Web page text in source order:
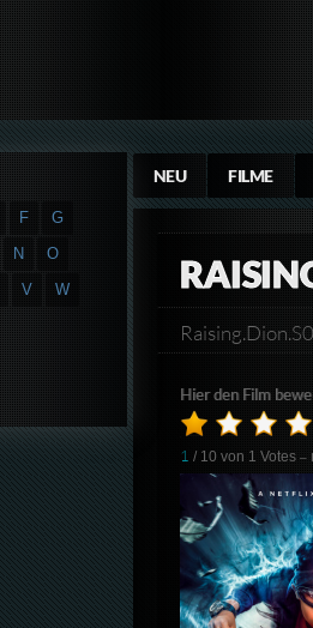
NEU FILME
Hier den Film
1 / 10 von 1 Votes –
F
G
N
O
V
W